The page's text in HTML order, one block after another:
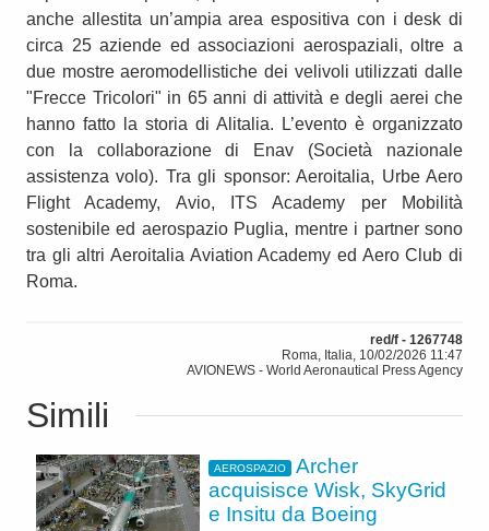
anche allestita un’ampia area espositiva con i desk di
circa 25 aziende ed associazioni aerospaziali, oltre a
due mostre aeromodellistiche dei velivoli utilizzati dalle
"Frecce Tricolori" in 65 anni di attività e degli aerei che
hanno fatto la storia di Alitalia. L’evento è organizzato
con la collaborazione di Enav (Società nazionale
assistenza volo). Tra gli sponsor: Aeroitalia, Urbe Aero
Flight Academy, Avio, ITS Academy per Mobilità
sostenibile ed aerospazio Puglia, mentre i partner sono
tra gli altri Aeroitalia Aviation Academy ed Aero Club di
Roma.
red/f - 1267748
Roma, Italia, 10/02/2026 11:47
AVIONEWS - World Aeronautical Press Agency
Simili
AEROSPAZIO
Archer
acquisisce Wisk, SkyGrid
e Insitu da Boeing